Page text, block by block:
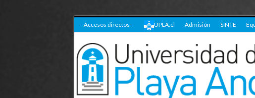
– Accesos directos – UPLA.cl Admisión SINTE